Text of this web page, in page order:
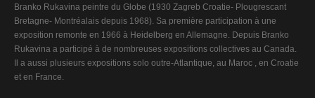
Branko Rukavina peintre du Globe (1930 Zagreb Croatie- Plougrescant
Bretagne- Montréalais depuis 1968). Sa première participation à une
exposition remonte en 1966 à Heidelberg en Allemagne. Depuis Branko
Rukavina a participé à de nombreuses expositions collectives au Canada.
Il a aussi plusieurs expositions solo outre-Atlantique, au Maroc , en Croatie
et en France.